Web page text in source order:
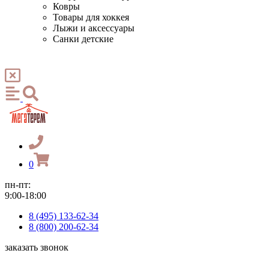
Ковры
Товары для хоккея
Лыжи и аксессуары
Санки детские
0
пн-пт:
9:00-18:00
8 (495) 133-62-34
8 (800) 200-62-34
заказать звонок